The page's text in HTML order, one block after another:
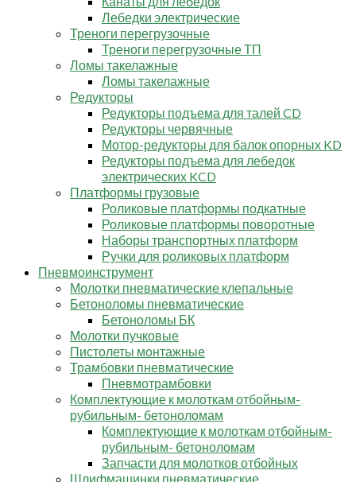
Лебедки электрические
Треноги перегрузочные
Треноги перегрузочные ТП
Ломы такелажные
Ломы такелажные
Редукторы
Редукторы подъема для талей CD
Редукторы червячные
Мотор-редукторы для балок опорных KD
Редукторы подъема для лебедок
электрических KCD
Платформы грузовые
Роликовые платформы подкатные
Роликовые платформы поворотные
Наборы транспортных платформ
Ручки для роликовых платформ
Пневмоинструмент
Молотки пневматические клепальные
Бетоноломы пневматические
Бетоноломы БК
Молотки пучковые
Пистолеты монтажные
Трамбовки пневматические
Пневмотрамбовки
Комплектующие к молоткам отбойным-
рубильным- бетоноломам
Комплектующие к молоткам отбойным-
рубильным- бетоноломам
Запчасти для молотков отбойных
Шлифмашинки пневматические